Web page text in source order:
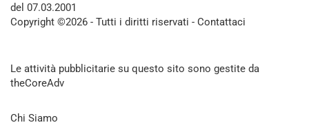
del 07.03.2001
Copyright ©2026 - Tutti i diritti riservati - Contattaci
Le attività pubblicitarie su questo sito sono gestite da
theCoreAdv
Chi Siamo